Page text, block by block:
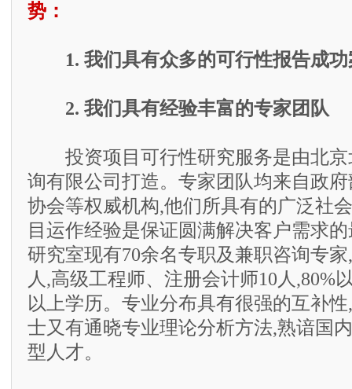
势：
1. 我们具有众多的可行性报告成功
2. 我们具有经验丰富的专家团队
投资项目可行性研究服务是由北京
询有限公司打造。专家团队均来自政
协会等权威机构,他们所具有的广泛社
目运作经验是保证圆满解决客户需求
研究室现有70余名专职及兼职咨询专
人,高级工程师、注册会计师10人,80%
以上学历。专业分布具有很强的互补
士又有通晓专业理论分析方法,熟谙国
型人才。